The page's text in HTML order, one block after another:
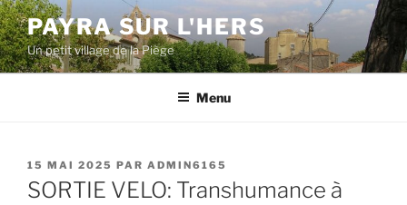
Aller
au
contenu
principal
PAYRA SUR L'HERS
Un petit village de la Piège
Menu
PUBLIÉ
LE
15 MAI 2025 PAR ADMIN6165
SORTIE VELO: Transhumance à